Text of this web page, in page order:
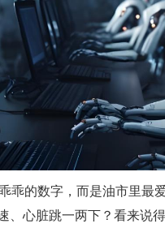
的数字，而是油市里最
、心脏跳一两下？看来说